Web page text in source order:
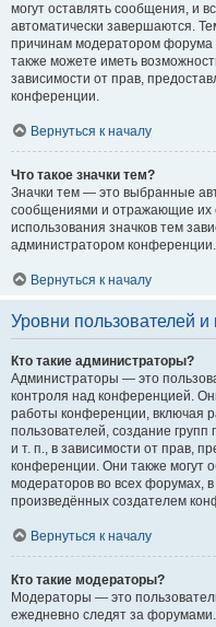
могут оставлять сообщения, и
автоматически завершаются.
причинам модератором
также можете иметь
зависимости от прав,
конференции.
Вернуться к началу
Что такое значки тем?
Значки тем — это выбранные
сообщениями и отражающие их
использования значков тем
администратором конференции.
Вернуться к началу
Уровни пользователей и
Кто такие администраторы?
Администраторы — это
контроля над конференцией.
работы конференции, включая
пользователей, создание
и т. п., в зависимости от прав,
конференции. Они также могут
модераторов во всех форумах,
произведённых создателем
Вернуться к началу
Кто такие модераторы?
Модераторы — это
ежедневно следят за